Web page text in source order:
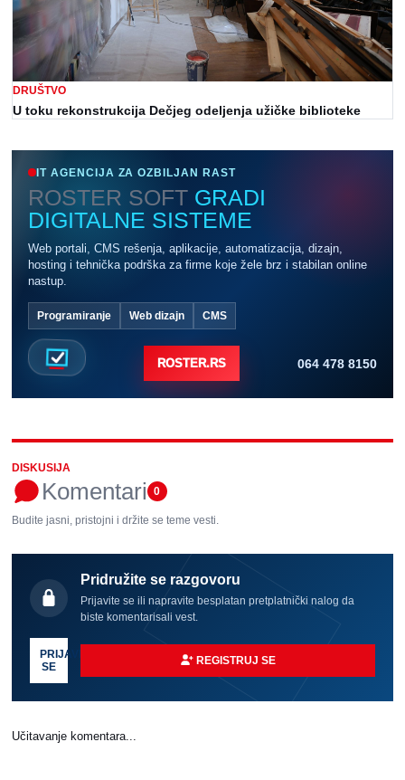
DRUŠTVO
U toku rekonstrukcija Dečjeg odeljenja užičke biblioteke
IT AGENCIJA ZA OZBILJAN RAST
ROSTER SOFT GRADI
DIGITALNE SISTEME
Web portali, CMS rešenja, aplikacije, automatizacija, dizajn,
hosting i tehnička podrška za firme koje žele brz i stabilan online
nastup.
Programiranje Web dizajn CMS
ROSTER.RS 064 478 8150
DISKUSIJA
Komentari 0
Budite jasni, pristojni i držite se teme vesti.
Pridružite se razgovoru
Prijavite se ili napravite besplatan pretplatnički nalog da
biste komentarisali vest.
PRIJAVI
SE
REGISTRUJ SE
Učitavanje komentara...